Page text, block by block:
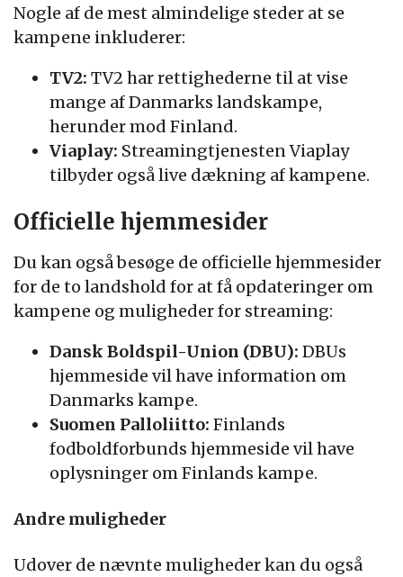
Nogle af de mest almindelige steder at se
kampene inkluderer:
TV2: TV2 har rettighederne til at vise
mange af Danmarks landskampe,
herunder mod Finland.
Viaplay: Streamingtjenesten Viaplay
tilbyder også live dækning af kampene.
Officielle hjemmesider
Du kan også besøge de officielle hjemmesider
for de to landshold for at få opdateringer om
kampene og muligheder for streaming:
Dansk Boldspil-Union (DBU): DBUs
hjemmeside vil have information om
Danmarks kampe.
Suomen Palloliitto: Finlands
fodboldforbunds hjemmeside vil have
oplysninger om Finlands kampe.
Andre muligheder
Udover de nævnte muligheder kan du også